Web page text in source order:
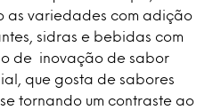
as variedades com adição
sidras e bebidas com
de inovação de sabor
que gosta de sabores
tornando um contraste ao